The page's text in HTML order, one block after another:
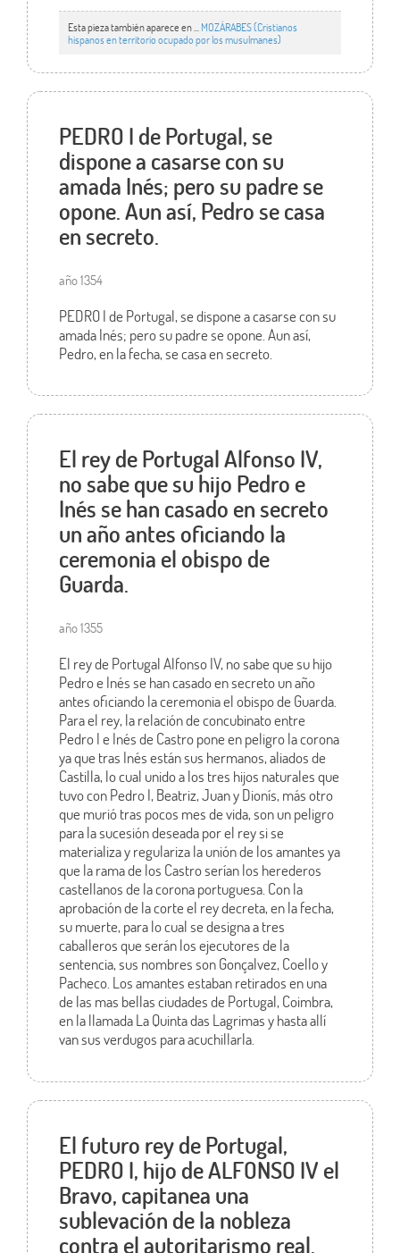
Esta pieza también aparece en ... MOZÁRABES (Cristianos
hispanos en territorio ocupado por los musulmanes)
PEDRO I de Portugal, se
dispone a casarse con su
amada Inés; pero su padre se
opone. Aun así, Pedro se casa
en secreto.
año 1354
PEDRO I de Portugal, se dispone a casarse con su
amada Inés; pero su padre se opone. Aun así,
Pedro, en la fecha, se casa en secreto.
El rey de Portugal Alfonso IV,
no sabe que su hijo Pedro e
Inés se han casado en secreto
un año antes oficiando la
ceremonia el obispo de
Guarda.
año 1355
El rey de Portugal Alfonso IV, no sabe que su hijo
Pedro e Inés se han casado en secreto un año
antes oficiando la ceremonia el obispo de Guarda.
Para el rey, la relación de concubinato entre
Pedro I e Inés de Castro pone en peligro la corona
ya que tras Inés están sus hermanos, aliados de
Castilla, lo cual unido a los tres hijos naturales que
tuvo con Pedro I, Beatriz, Juan y Dionís, más otro
que murió tras pocos mes de vida, son un peligro
para la sucesión deseada por el rey si se
materializa y regulariza la unión de los amantes ya
que la rama de los Castro serían los herederos
castellanos de la corona portuguesa. Con la
aprobación de la corte el rey decreta, en la fecha,
su muerte, para lo cual se designa a tres
caballeros que serán los ejecutores de la
sentencia, sus nombres son Gonçalvez, Coello y
Pacheco. Los amantes estaban retirados en una
de las mas bellas ciudades de Portugal, Coimbra,
en la llamada La Quinta das Lagrimas y hasta allí
van sus verdugos para acuchillarla.
El futuro rey de Portugal,
PEDRO I, hijo de ALFONSO IV el
Bravo, capitanea una
sublevación de la nobleza
contra el autoritarismo real.